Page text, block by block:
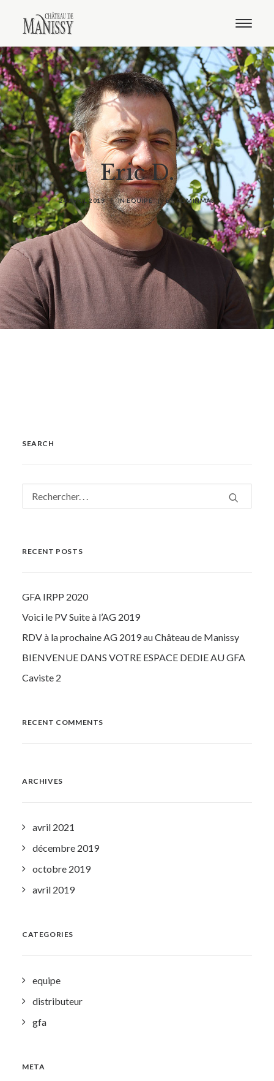
Le domaine
Nos vins
Oenotourisme
Notre boutique
Distribution
Contact
Français
Anglais
Eric D.
24 AVRIL 2019 | INEQUIPE | BYADMINMA3
SEARCH
RECENT POSTS
GFA IRPP 2020
Voici le PV Suite à l’AG 2019
RDV à la prochaine AG 2019 au Château de Manissy
BIENVENUE DANS VOTRE ESPACE DEDIE AU GFA
Caviste 2
RECENT COMMENTS
ARCHIVES
avril 2021
décembre 2019
octobre 2019
avril 2019
CATEGORIES
equipe
distributeur
gfa
META